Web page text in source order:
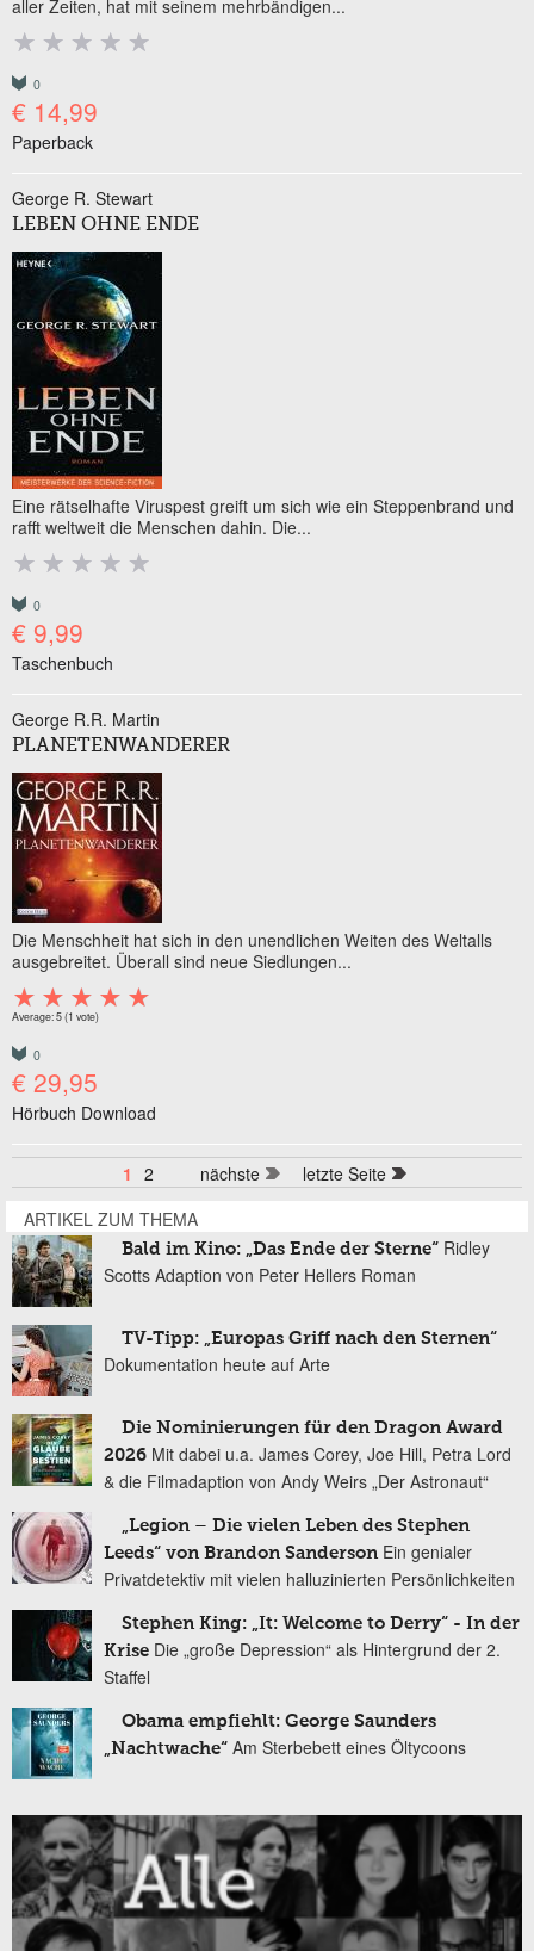
aller Zeiten, hat mit seinem mehrbändigen...
0
€ 14,99
Paperback
George R. Stewart
LEBEN OHNE ENDE
Eine rätselhafte Viruspest greift um sich wie ein Steppenbrand und
rafft weltweit die Menschen dahin. Die...
0
€ 9,99
Taschenbuch
George R.R. Martin
PLANETENWANDERER
Die Menschheit hat sich in den unendlichen Weiten des Weltalls
ausgebreitet. Überall sind neue Siedlungen...
Average:5(1 vote)
0
€ 29,95
Hörbuch Download
Seiten 1 2 nächste
letzte Seite
ARTIKEL ZUM THEMA
Bald im Kino: „Das Ende der Sterne“ Ridley
Scotts Adaption von Peter Hellers Roman
TV-Tipp: „Europas Griff nach den Sternen“
Dokumentation heute auf Arte
Die Nominierungen für den Dragon Award
2026 Mit dabei u.a. James Corey, Joe Hill, Petra Lord
& die Filmadaption von Andy Weirs „Der Astronaut“
„Legion – Die vielen Leben des Stephen
Leeds“ von Brandon Sanderson Ein genialer
Privatdetektiv mit vielen halluzinierten Persönlichkeiten
Stephen King: „It: Welcome to Derry“ - In der
Krise Die „große Depression“ als Hintergrund der 2.
Staffel
Obama empfiehlt: George Saunders
„Nachtwache“ Am Sterbebett eines Öltycoons